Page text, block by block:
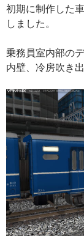
初期に制作した
しました。
乗務員室内部の
内壁、冷房吹き